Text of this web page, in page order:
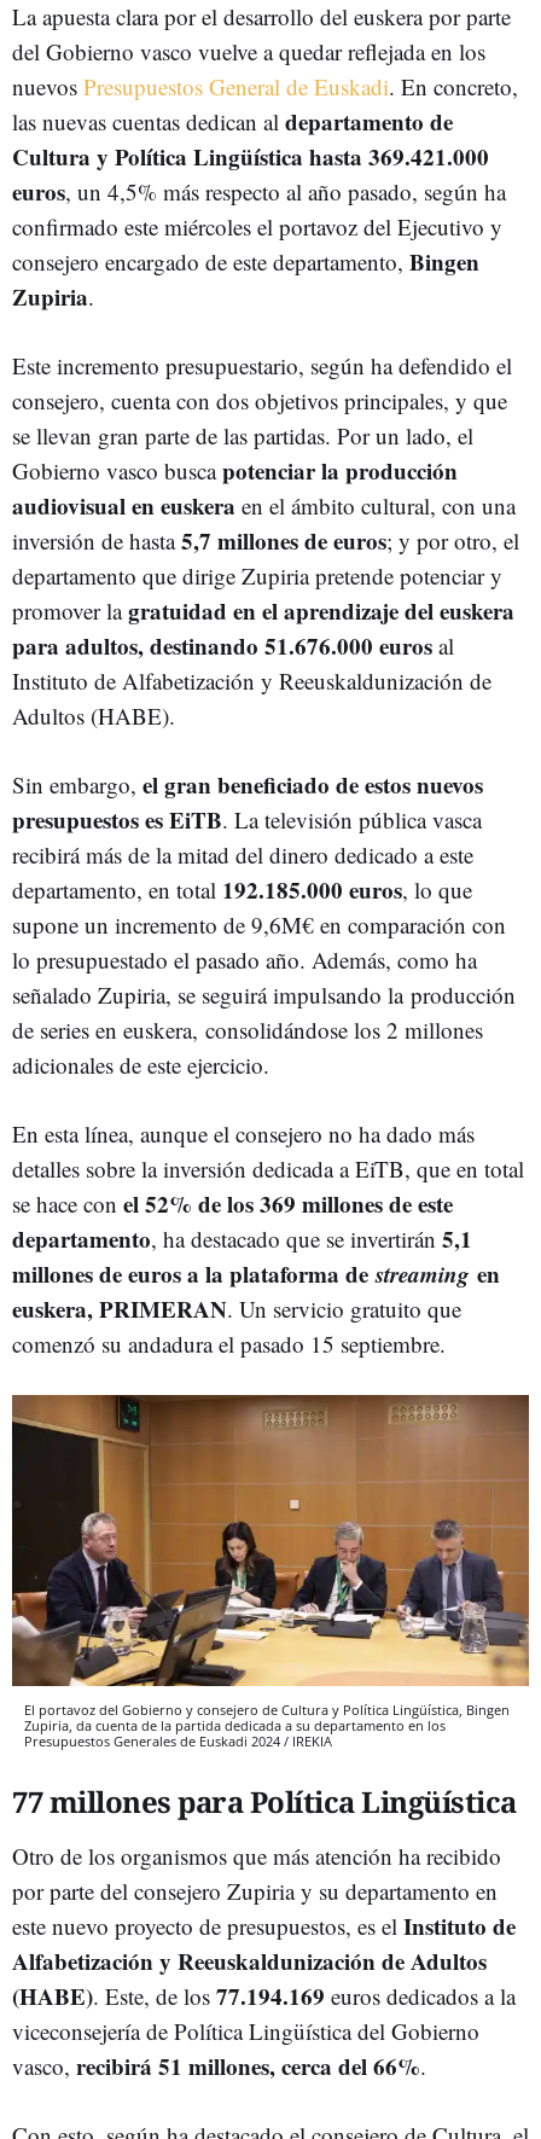
La apuesta clara por el desarrollo del euskera por parte
del Gobierno vasco vuelve a quedar reflejada en los
nuevos Presupuestos General de Euskadi. En concreto,
las nuevas cuentas dedican al departamento de
Cultura y Política Lingüística hasta 369.421.000
euros, un 4,5% más respecto al año pasado, según ha
confirmado este miércoles el portavoz del Ejecutivo y
consejero encargado de este departamento, Bingen
Zupiria.
Este incremento presupuestario, según ha defendido el
consejero, cuenta con dos objetivos principales, y que
se llevan gran parte de las partidas. Por un lado, el
Gobierno vasco buscapotenciar la producción
audiovisual en euskera en el ámbito cultural, con una
inversión de hasta5,7 millones de euros; y por otro, el
departamento que dirige Zupiria pretende potenciar y
promover lagratuidad en el aprendizaje del euskera
para adultos, destinando 51.676.000 euros al
Instituto de Alfabetización y Reeuskaldunización de
Adultos (HABE).
Sin embargo, el gran beneficiado de estos nuevos
presupuestos es EiTB. La televisión pública vasca
recibirá más de la mitad del dinero dedicado a este
departamento, en total 192.185.000 euros, lo que
supone un incremento de 9,6M€ en comparación con
lo presupuestado el pasado año. Además, como ha
señalado Zupiria, se seguirá impulsando la producción
de series en euskera, consolidándose los 2 millones
adicionales de este ejercicio.
En esta línea, aunque el consejero no ha dado más
detalles sobre la inversión dedicada a EiTB, que en total
se hace con el 52% de los 369 millones de este
departamento, ha destacado que se invertirán 5,1
millones de euros a la plataforma destreaming en
euskera, PRIMERAN. Un servicio gratuito que
comenzó su andadura el pasado 15 septiembre.
El portavoz del Gobierno y consejero de Cultura y Política Lingüística, Bingen
Zupiria, da cuenta de la partida dedicada a su departamento en los
Presupuestos Generales de Euskadi 2024 / IREKIA
77 millones para Política Lingüística
Otro de los organismos que más atención ha recibido
por parte del consejero Zupiria y su departamento en
este nuevo proyecto de presupuestos, es el Instituto de
Alfabetización y Reeuskaldunización de Adultos
(HABE). Este, de los 77.194.169 euros dedicados a la
viceconsejería de Política Lingüística del Gobierno
vasco, recibirá 51 millones, cerca del 66%.